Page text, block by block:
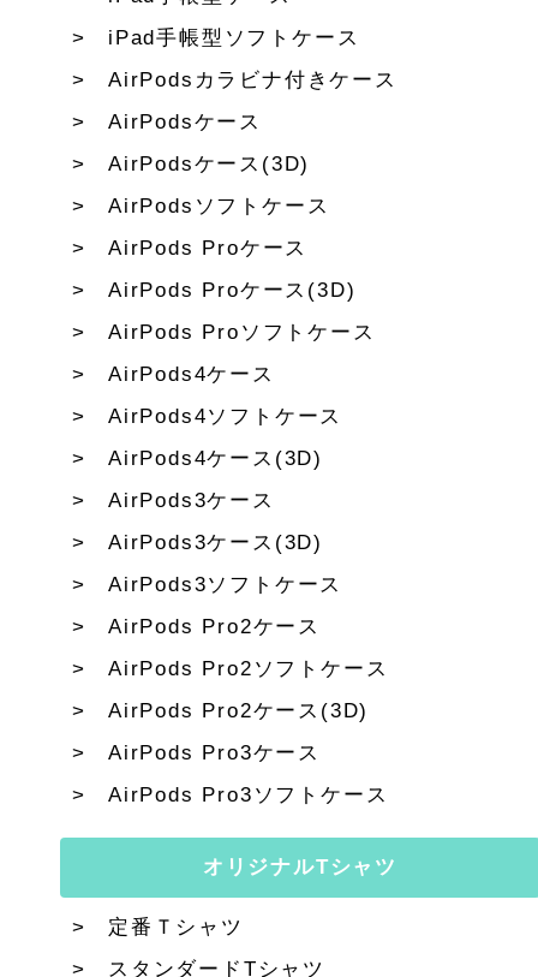
iPad手帳型ソフトケース
AirPodsカラビナ付きケース
AirPodsケース
AirPodsケース(3D)
AirPodsソフトケース
AirPods Proケース
AirPods Proケース(3D)
AirPods Proソフトケース
AirPods4ケース
AirPods4ソフトケース
AirPods4ケース(3D)
AirPods3ケース
AirPods3ケース(3D)
AirPods3ソフトケース
AirPods Pro2ケース
AirPods Pro2ソフトケース
AirPods Pro2ケース(3D)
AirPods Pro3ケース
AirPods Pro3ソフトケース
オリジナルTシャツ
定番Ｔシャツ
スタンダードTシャツ